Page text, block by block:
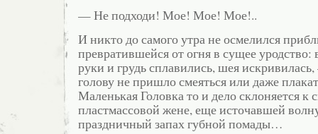
— Не подходи! Мое! Мое! Мое!..
И никто до самого утра не осмелился
превратившейся от огня в сущее уродство:
руки и грудь сплавились, шея
голову не пришло смеяться или даже
Маленькая Головка то и дело склоняется к
пластмассовой жене, еще источавшей
праздничный запах губной помады…